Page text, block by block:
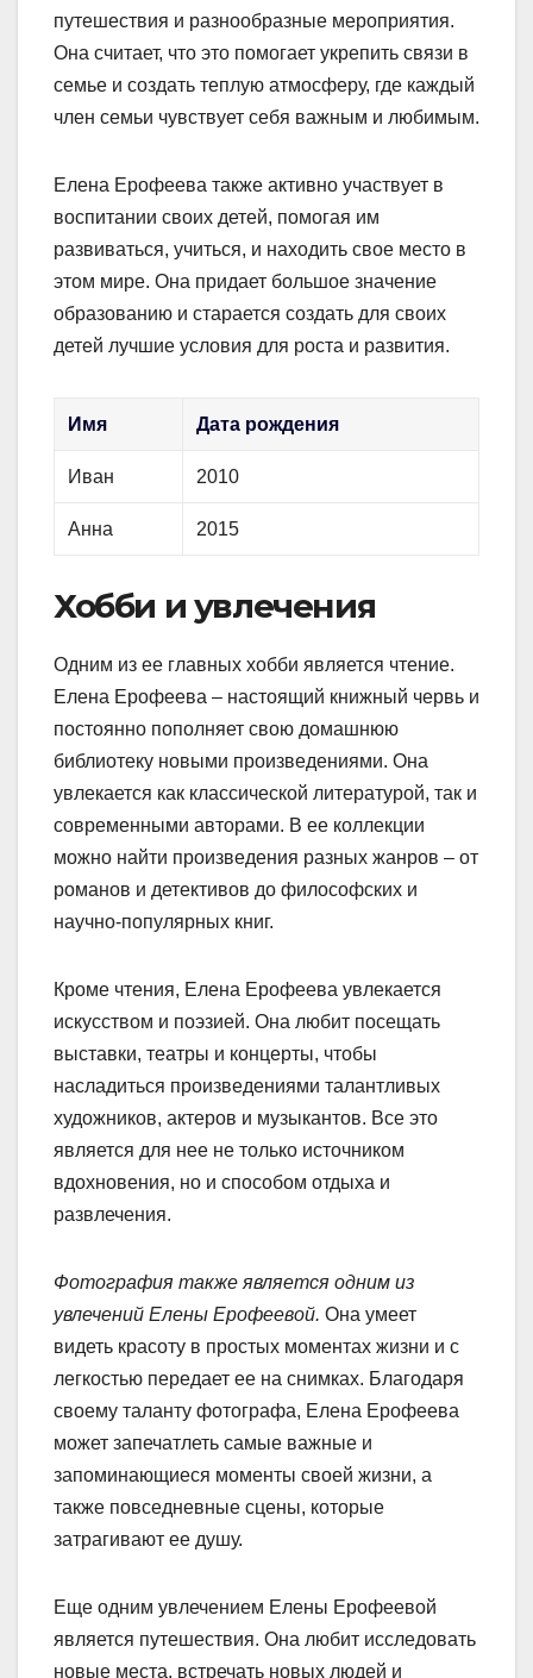
путешествия и разнообразные мероприятия.
Она считает, что это помогает укрепить связи в
семье и создать теплую атмосферу, где каждый
член семьи чувствует себя важным и любимым.
Елена Ерофеева также активно участвует в
воспитании своих детей, помогая им
развиваться, учиться, и находить свое место в
этом мире. Она придает большое значение
образованию и старается создать для своих
детей лучшие условия для роста и развития.
Имя Дата рождения
Иван 2010
Анна 2015
Хобби и увлечения
Одним из ее главных хобби является чтение.
Елена Ерофеева – настоящий книжный червь и
постоянно пополняет свою домашнюю
библиотеку новыми произведениями. Она
увлекается как классической литературой, так и
современными авторами. В ее коллекции
можно найти произведения разных жанров – от
романов и детективов до философских и
научно-популярных книг.
Кроме чтения, Елена Ерофеева увлекается
искусством и поэзией. Она любит посещать
выставки, театры и концерты, чтобы
насладиться произведениями талантливых
художников, актеров и музыкантов. Все это
является для нее не только источником
вдохновения, но и способом отдыха и
развлечения.
Фотография также является одним из
увлечений Елены Ерофеевой. Она умеет
видеть красоту в простых моментах жизни и с
легкостью передает ее на снимках. Благодаря
своему таланту фотографа, Елена Ерофеева
может запечатлеть самые важные и
запоминающиеся моменты своей жизни, а
также повседневные сцены, которые
затрагивают ее душу.
Еще одним увлечением Елены Ерофеевой
является путешествия. Она любит исследовать
новые места, встречать новых людей и